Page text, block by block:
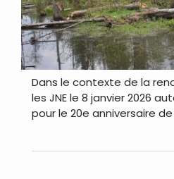
Dans le contexte de la
les JNE le 8 janvier 2026
pour le 20e anniversaire